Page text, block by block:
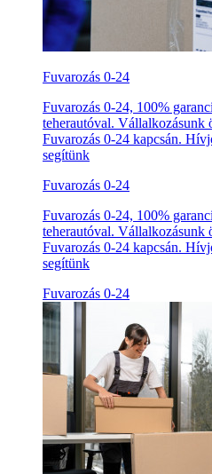
Fuvarozás 0-24
Fuvarozás 0-24, 100%
teherautóval. Vállalkozásunk
Fuvarozás 0-24 kapcsán.
segítünk
Fuvarozás 0-24
Fuvarozás 0-24, 100%
teherautóval. Vállalkozásunk
Fuvarozás 0-24 kapcsán.
segítünk
Fuvarozás 0-24